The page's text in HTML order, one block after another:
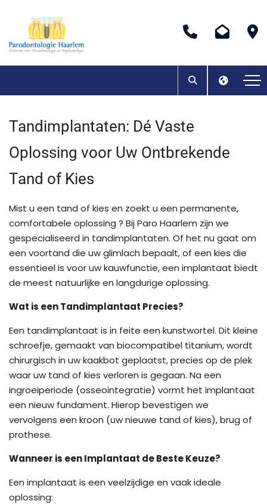
Tandimplantaten: Dé Vaste
Oplossing voor Uw Ontbrekende
Tand of Kies
Mist u een tand of kies en zoekt u een permanente,
comfortabele oplossing ? Bij Paro Haarlem zijn we
gespecialiseerd in tandimplantaten. Of het nu gaat om
een voortand die uw glimlach bepaalt, of een kies die
essentieel is voor uw kauwfunctie, een implantaat biedt
de meest natuurlijke en langdurige oplossing.
Wat is een Tandimplantaat Precies?
Een tandimplantaat is in feite een kunstwortel. Dit kleine
schroefje, gemaakt van biocompatibel titanium, wordt
chirurgisch in uw kaakbot geplaatst, precies op de plek
waar uw tand of kies verloren is gegaan. Na een
ingroeiperiode (osseointegratie) vormt het implantaat
een nieuw fundament. Hierop bevestigen we
vervolgens een kroon (uw nieuwe tand of kies), brug of
prothese.
Wanneer is een Implantaat de Beste Keuze?
Een implantaat is een veelzijdige en vaak ideale
oplossing: